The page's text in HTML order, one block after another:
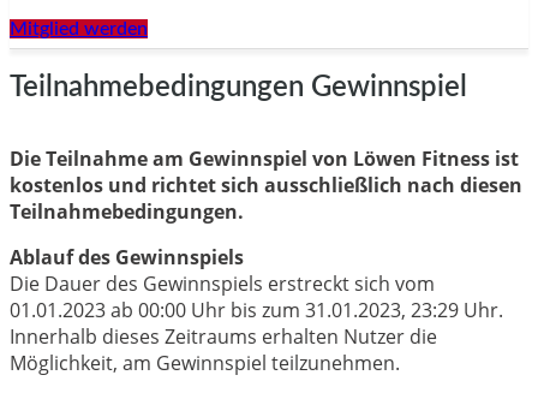
Mitglied werden
Teilnahmebedingungen Gewinnspiel
Die Teilnahme am Gewinnspiel von Löwen Fitness ist
kostenlos und richtet sich ausschließlich nach diesen
Teilnahmebedingungen.
Ablauf des Gewinnspiels
Die Dauer des Gewinnspiels erstreckt sich vom
01.01.2023 ab 00:00 Uhr bis zum 31.01.2023, 23:29 Uhr.
Innerhalb dieses Zeitraums erhalten Nutzer die
Möglichkeit, am Gewinnspiel teilzunehmen.